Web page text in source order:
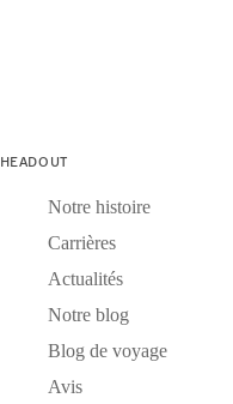
HEADOUT
Notre histoire
Carrières
Actualités
Notre blog
Blog de voyage
Avis